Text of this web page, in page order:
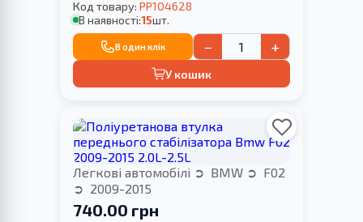
F02 2009-2015
Код товару: PP104628
В наявності:15шт.
В один клік − +
У кошик
Легкові автомобілі BMW
F02
2009-2015
740.00 грн